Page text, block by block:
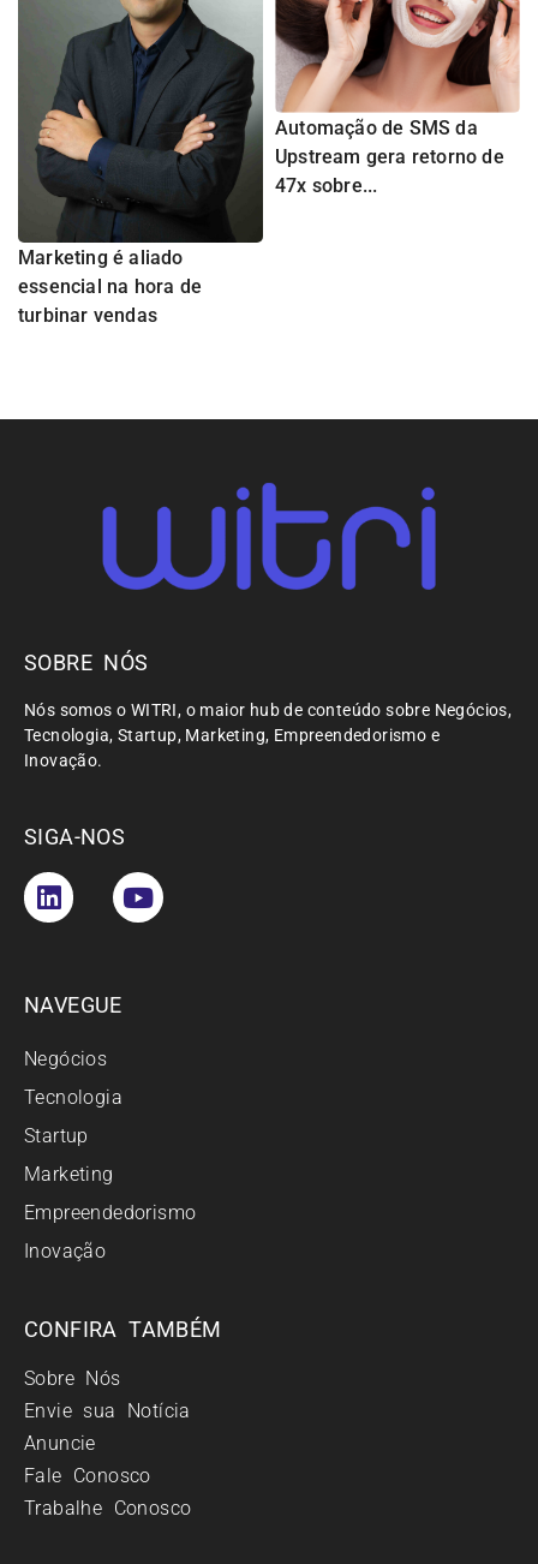
Marketing é aliado
essencial na hora de
turbinar vendas
Automação de SMS da
Upstream gera retorno de
47x sobre...
SOBRE NÓS
Nós somos o WITRI, o maior hub de conteúdo sobre Negócios,
Tecnologia, Startup, Marketing, Empreendedorismo e
Inovação.
SIGA-NOS
NAVEGUE
Negócios
Tecnologia
Startup
Marketing
Empreendedorismo
Inovação
CONFIRA TAMBÉM
Sobre Nós
Envie sua Notícia
Anuncie
Fale Conosco
Trabalhe Conosco